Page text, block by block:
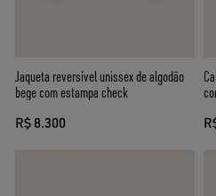
Jaqueta reversível unissex de algodão
bege com estampa check
R$ 8.300